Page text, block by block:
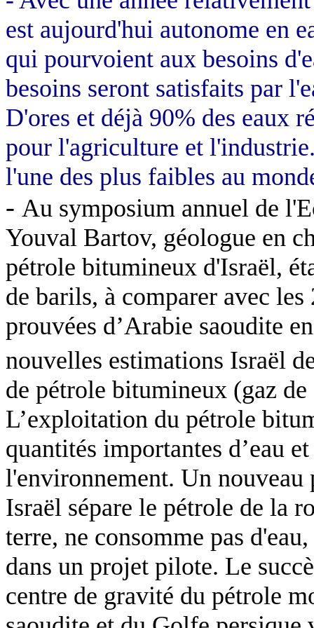
est aujourd'hui autonome en
qui pourvoient aux besoins
besoins seront satisfaits par
D'ores et déjà 90% des eaux
pour l'agriculture et
l'une des plus faibles au
- Au symposium annuel de
Youval Bartov, géologue en
pétrole bitumineux d'Israël,
de barils, à comparer avec
prouvées d’Arabie saoudite
nouvelles estimations Israël
de pétrole bitumineux (gaz
L’exploitation du pétrole
quantités importantes d’eau
l'environnement. Un
Israël sépare le pétrole de la
terre, ne consomme pas
dans un projet pilote. Le
centre de gravité du pétrole